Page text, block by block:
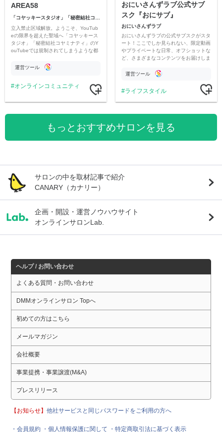
AREA58
「コヤッキースタジオ」「秘密結社コヤミナティ」
立入禁止区域解放。ようこそ、YouTub
eの限界を超えた聖域へ「コヤッキース
タジオ」「秘密結社コヤミナティ」のY
ouTubeでは規制されてしまうような都
公開。
運営ツール
オンラインコミュニティ
おにいさんずラブ公式サブ
スク『おにサブ』
おにいさんずラブ
おにいさんずラブの公式サブスクがスタ
ート！ここでしか見られない、限定動画
やプライベートな日常、オフショットな
ど、さまざまなコンテンツをお届けしま
運営ツール
ライフスタイル
もっとおすすめサロンを見る
サロンの中を取材記事で紹介
CANARY（カナリー）
企画・開設・運営ノウハウサイト
オンラインサロンLab.
ヘルプ / お問い合わせ
よくある質問・お問い合わせ
DMMオンラインサロン Topへ
初めての方はこちら
メールマガジン
会社概要
事業提携・事業譲渡(M&A)
プレスリリース
【お知らせ】他社サービスと同じパスワードをご利用の方へ
・会員規約 ・個人情報保護に関して ・特定商取引法に基づく表示